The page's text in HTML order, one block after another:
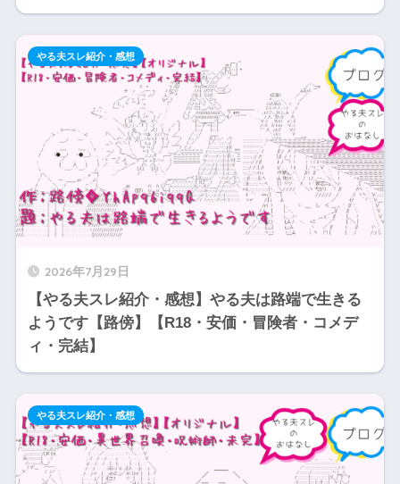
2026年7月29日
【やる夫スレ紹介・感想】やる夫は路端で生きる
ようです【路傍】【R18・安価・冒険者・コメデ
ィ・完結】
やる夫スレ紹介・感想
やる夫スレ紹介・感想